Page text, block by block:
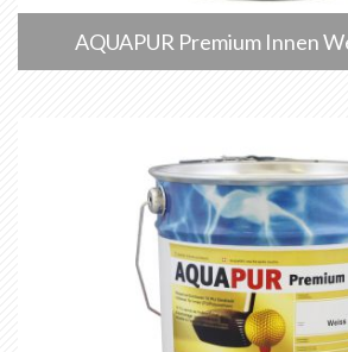
AQUAPUR Premium Innen